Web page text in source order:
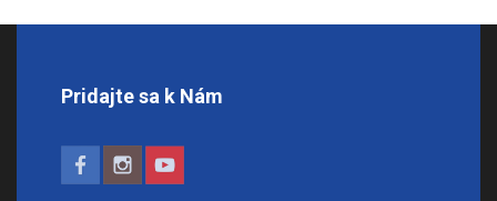
Pridajte sa k Nám